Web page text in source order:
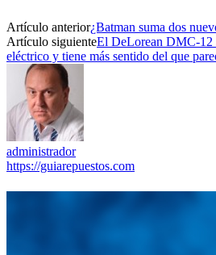
Artículo anterior¿Batman suma dos
Artículo siguienteEl DeLorean DMC-12
eléctrico y tiene más sentido del que
administrador
https://guiarepuestos.com